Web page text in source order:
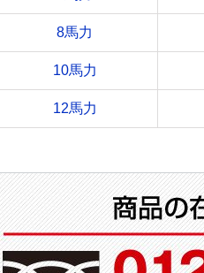
8馬力
10馬力
12馬力